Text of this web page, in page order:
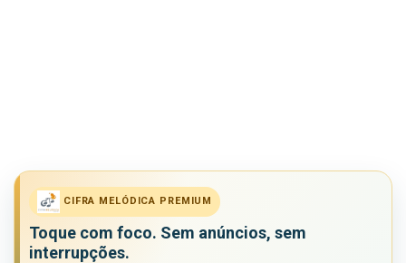
CIFRA MELÓDICA PREMIUM
Toque com foco. Sem anúncios, sem
interrupções.